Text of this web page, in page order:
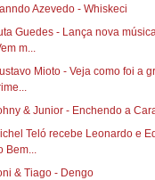
Azevedo - Whiskeci
Guedes - Lança nova
m...
Mioto‏ - Veja como foi a gravação do
& Junior - Enchendo a
Teló recebe Leonardo e
Bem...
& Tiago - Dengo